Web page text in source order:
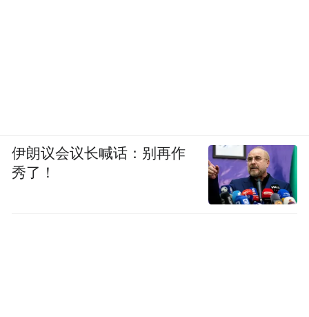
伊朗议会议长喊话：别再作
秀了！